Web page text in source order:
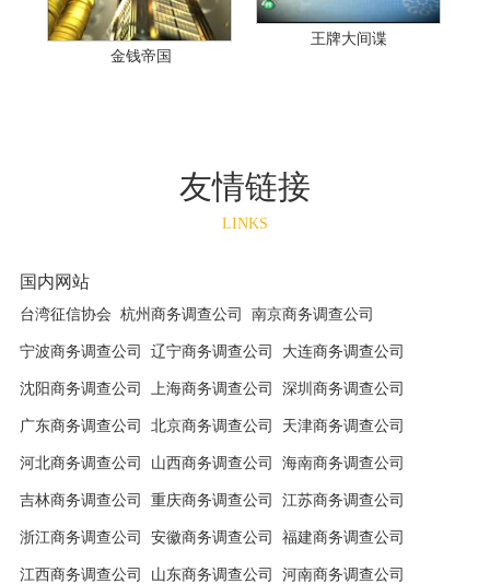
安
查
我
离
了
加班。经过同
事的推荐，告
后，焦急的等
待了一周时间
后，安防公司
的工作人员就
帮我调查清楚
金钱帝国
王牌大间谍
友情链接
LINKS
国内网站
台湾征信协会 杭州商务调查公司 南京商务调查公司
宁波商务调查公司 辽宁商务调查公司 大连商务调查公司
沈阳商务调查公司 上海商务调查公司 深圳商务调查公司
广东商务调查公司 北京商务调查公司 天津商务调查公司
河北商务调查公司 山西商务调查公司 海南商务调查公司
吉林商务调查公司 重庆商务调查公司 江苏商务调查公司
浙江商务调查公司 安徽商务调查公司 福建商务调查公司
江西商务调查公司 山东商务调查公司 河南商务调查公司